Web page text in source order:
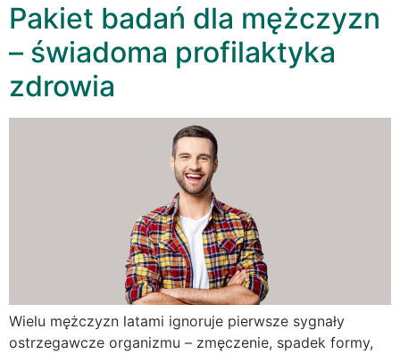
Pakiet badań dla mężczyzn
– świadoma profilaktyka
zdrowia
Wielu mężczyzn latami ignoruje pierwsze sygnały
ostrzegawcze organizmu – zmęczenie, spadek formy,